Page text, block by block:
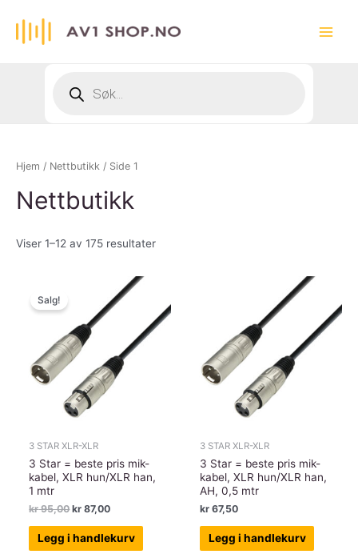
search
Hjem / Nettbutikk / Side 1
Nettbutikk
Viser 1–12 av 175 resultater
Salg!
3 STAR XLR-XLR
3 Star = beste pris mik-
kabel, XLR hun/XLR han,
1 mtr
kr95,00Opprinnelig
var:
kr 95,00.
kr 87,00Nåværende
er:
kr 87,00.
Legg i handlekurv
3 STAR XLR-XLR
3 Star = beste pris mik-
kabel, XLR hun/XLR han,
AH, 0,5 mtr
kr 67,50
Legg i handlekurv